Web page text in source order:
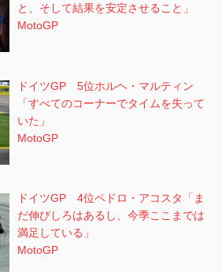
と、そして結果を安定させること」
MotoGP
ドイツGP 5位ホルヘ・マルティン
「すべてのコーナーでタイムを失って
いた」
MotoGP
ドイツGP 4位ペドロ・アコスタ「ま
だ伸びしろはあるし、今季ここまでは
満足している」
MotoGP